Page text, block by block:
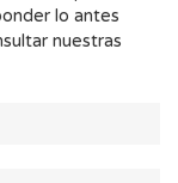
lo antes
nuestras